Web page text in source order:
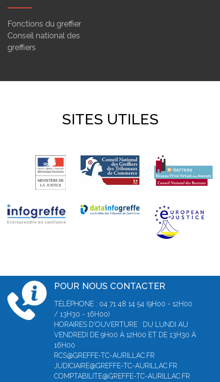
Fonctions du greffier
Conseil national des
greffiers
SITES UTILES
POUR NOUS CONTACTER
TÉLÉPHONE : 04 71 48 14 54 (9H00 - 12H00
/ 13H30 - 16H00)
HORAIRES D'OUVERTURE : DU LUNDI AU
VENDREDI DE 9H00 À 12H00 ET DE 13H30 À
16H00
RCS@GREFFE-TC-AURILLAC.FR
JUDICIAIRE@GREFFE-TC-AURILLAC.FR
COMPTABILITE@GREFFE-TC-AURILLAC.FR